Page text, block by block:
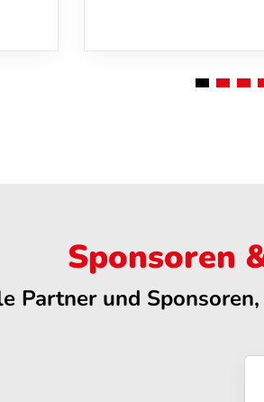
Sponsoren
Partner und